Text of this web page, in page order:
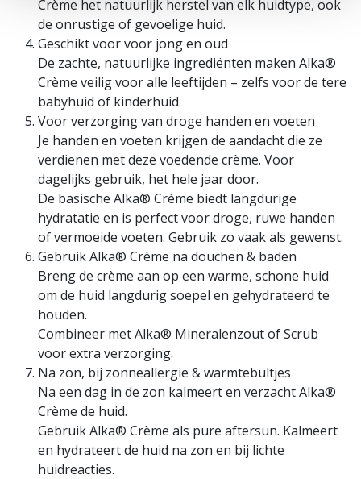
Crème het natuurlijk herstel van elk huidtype, ook
de onrustige of gevoelige huid.
Geschikt voor voor jong en oud
De zachte, natuurlijke ingrediënten maken Alka®
Crème veilig voor alle leeftijden – zelfs voor de tere
babyhuid of kinderhuid.
Voor verzorging van droge handen en voeten
Je handen en voeten krijgen de aandacht die ze
verdienen met deze voedende crème. Voor
dagelijks gebruik, het hele jaar door.
De basische Alka® Crème biedt langdurige
hydratatie en is perfect voor droge, ruwe handen
of vermoeide voeten. Gebruik zo vaak als gewenst.
Gebruik Alka® Crème na douchen & baden
Breng de crème aan op een warme, schone huid
om de huid langdurig soepel en gehydrateerd te
houden.
Combineer met Alka® Mineralenzout of Scrub
voor extra verzorging.
Na zon, bij zonneallergie & warmtebultjes
Na een dag in de zon kalmeert en verzacht Alka®
Crème de huid.
Gebruik Alka® Crème als pure aftersun. Kalmeert
en hydrateert de huid na zon en bij lichte
huidreacties.